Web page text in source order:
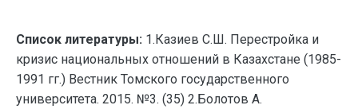
Список литературы: 1.Казиев С.Ш. Перестройка и
кризис национальных отношений в Казахстане (1985-
1991 гг.) Вестник Томского государственного
университета. 2015. №3. (35) 2.Болотов А.